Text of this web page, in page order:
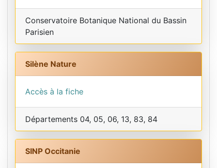
Conservatoire Botanique National du Bassin
Parisien
Silène Nature
Accès à la fiche
Départements 04, 05, 06, 13, 83, 84
SINP Occitanie